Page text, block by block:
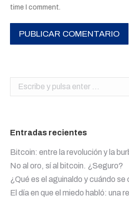
time I comment.
PUBLICAR COMENTARIO
Buscar:
Entradas recientes
Bitcoin: entre la revolución y la
No al oro, sí al bitcoin. ¿Seguro?
¿Qué es el aguinaldo y cuándo
El día en que el miedo habló: una